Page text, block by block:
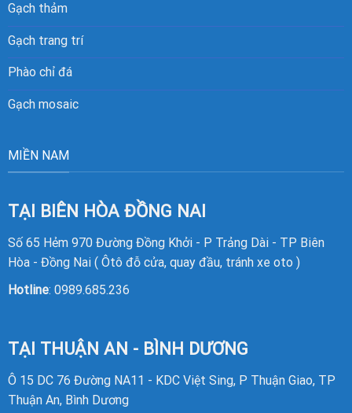
Gạch thảm
Gạch trang trí
Phào chỉ đá
Gạch mosaic
MIỀN NAM
TẠI BIÊN HÒA ĐỒNG NAI
Số 65 Hẻm 970 Đường Đồng Khởi - P Trảng Dài - TP Biên
Hòa - Đồng Nai ( Ôtô đỗ cửa, quay đầu, tránh xe oto )
Hotline: 0989.685.236
TẠI THUẬN AN - BÌNH DƯƠNG
Ô 15 DC 76 Đường NA11 - KDC Việt Sing, P Thuận Giao, TP
Thuận An, Bình Dương